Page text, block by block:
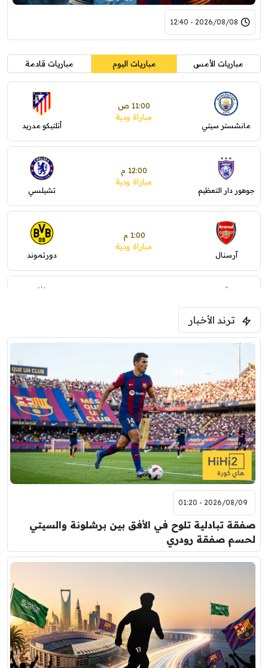
2026/08/08 - 12:40
مباريات الأمس مباريات اليوم مباريات قادمة
مانشستر سيتي
11:00 ص
مباراة ودية
أتلتيكو مدريد
جوهور دار التعظيم
12:00 م
مباراة ودية
تشيلسي
آرسنال
1:00 م
مباراة ودية
دورتموند
ليفربول
ترند الأخبار
2026/08/09 - 01:20
صفقة تبادلية تلوح في الأفق بين برشلونة والسيتي
لحسم صفقة رودري